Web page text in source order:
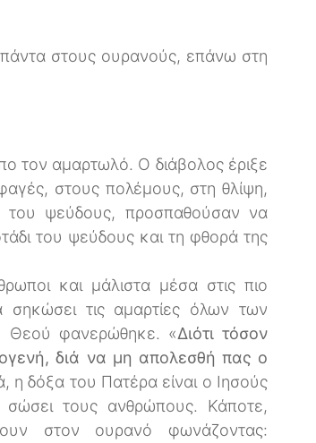
πάντα στους ουρανούς, επάνω στη
τον αμαρτωλό. Ο διάβολος έριξε
στους πολέμους, στη θλίψη,
του ψεύδους, προσπαθούσαν να
του ψεύδους και τη φθορά της
και μάλιστα μέσα στις πιο
τις αμαρτίες όλων των
Θεού φανερώθηκε. «Διότι τόσον
διά να μη απολεσθή πας ο
η δόξα του Πατέρα είναι ο Ιησούς
τους ανθρώπους. Κάποτε,
στον ουρανό φωνάζοντας: